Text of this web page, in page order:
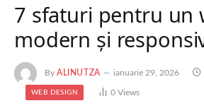
7 sfaturi pentru un
modern și
By ALINUTZA ianuarie 29, 2026
WEB DESIGN 0 Views